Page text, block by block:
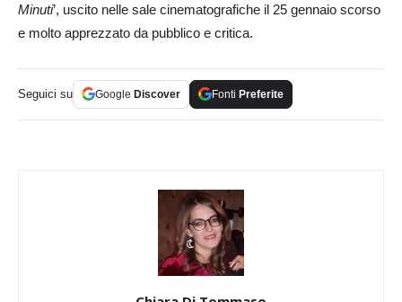
Minuti’, uscito nelle sale cinematografiche il 25 gennaio scorso
e molto apprezzato da pubblico e critica.
Seguici su Google Discover Fonti Preferite